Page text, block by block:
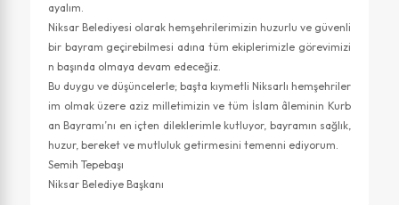
ayalım.
Niksar Belediyesi olarak hemşehrilerimizin huzurlu ve güvenli
bir bayram geçirebilmesi adına tüm ekiplerimizle görevimizi
n başında olmaya devam edeceğiz.
Bu duygu ve düşüncelerle; başta kıymetli Niksarlı hemşehriler
im olmak üzere aziz milletimizin ve tüm İslam âleminin Kurb
an Bayramı’nı en içten dileklerimle kutluyor, bayramın sağlık,
huzur, bereket ve mutluluk getirmesini temenni ediyorum.
Semih Tepebaşı
Niksar Belediye Başkanı